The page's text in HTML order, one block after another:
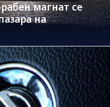
магнат се
на